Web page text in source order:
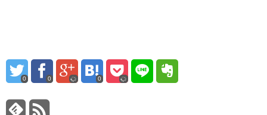
0 0 0